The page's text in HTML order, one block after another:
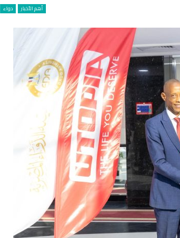
أهم الأخبار دواء